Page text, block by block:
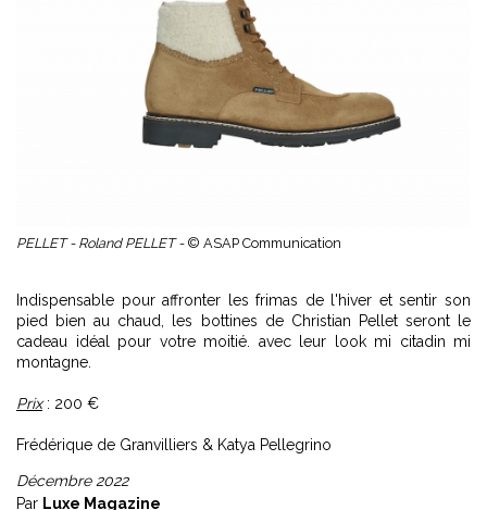
PELLET - Roland PELLET - © ASAP Communication
Indispensable pour affronter les frimas de l'hiver et sentir son
pied bien au chaud, les bottines de Christian Pellet seront le
cadeau idéal pour votre moitié. avec leur look mi citadin mi
montagne.
Prix: 200 €
Frédérique de Granvilliers & Katya Pellegrino
Décembre 2022
Par Luxe Magazine